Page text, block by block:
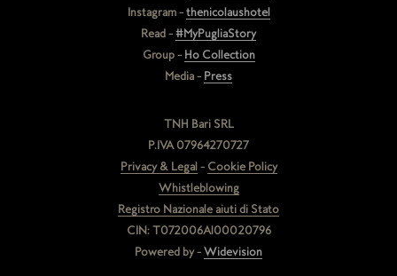
Instagram - thenicolaushotel
Read - #MyPugliaStory
Group - Ho Collection
Media - Press
TNH Bari SRL
P.IVA 07964270727
Privacy & Legal - Cookie Policy
Whistleblowing
Registro Nazionale aiuti di Stato
CIN: T072006A100020796
Powered by - Widevision